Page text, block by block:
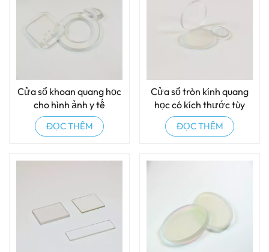
Cửa sổ khoan quang học
cho hình ảnh y tế
ĐỌC THÊM
Cửa sổ tròn kính quang
học có kích thước tùy
chỉnh
ĐỌC THÊM